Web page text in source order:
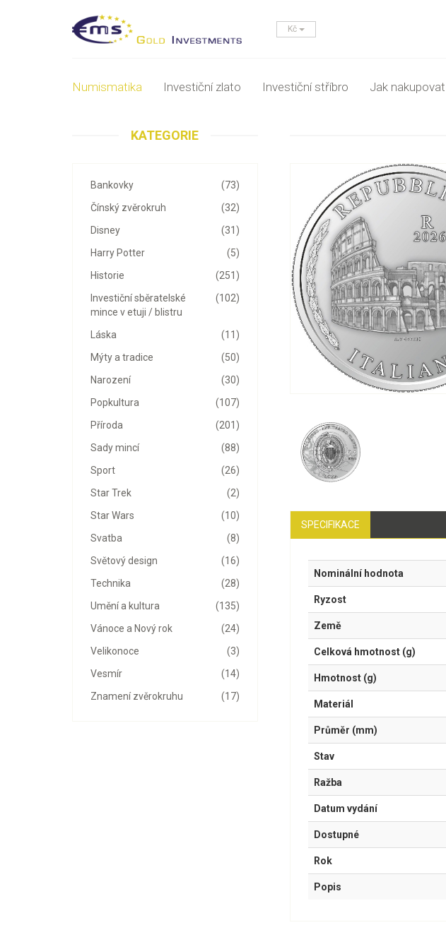
Kč
Numismatika Investiční zlato Investiční stříbro Jak nakupovat
KATEGORIE
(73)
Bankovky
(32)
Čínský zvěrokruh
(31)
Disney
(5)
Harry Potter
(251)
Historie
(102)
Investiční sběratelské
mince v etuji / blistru
(11)
Láska
(50)
Mýty a tradice
(30)
Narození
(107)
Popkultura
(201)
Příroda
(88)
Sady mincí
(26)
Sport
(2)
Star Trek
(10)
Star Wars
(8)
Svatba
(16)
Světový design
(28)
Technika
(135)
Umění a kultura
(24)
Vánoce a Nový rok
(3)
Velikonoce
(14)
Vesmír
(17)
Znamení zvěrokruhu
SPECIFIKACE
Nominální hodnota
Ryzost
Země
Celková hmotnost (g)
Hmotnost (g)
Materiál
Průměr (mm)
Stav
Ražba
Datum vydání
Dostupné
Rok
Popis